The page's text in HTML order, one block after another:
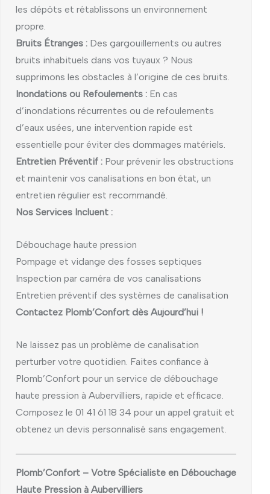
les dépôts et rétablissons un environnement
propre.
Bruits Étranges : Des gargouillements ou autres
bruits inhabituels dans vos tuyaux ? Nous
supprimons les obstacles à l’origine de ces bruits.
Inondations ou Refoulements : En cas
d’inondations récurrentes ou de refoulements
d’eaux usées, une intervention rapide est
essentielle pour éviter des dommages matériels.
Entretien Préventif : Pour prévenir les obstructions
et maintenir vos canalisations en bon état, un
entretien régulier est recommandé.
Nos Services Incluent :
Débouchage haute pression
Pompage et vidange des fosses septiques
Inspection par caméra de vos canalisations
Entretien préventif des systèmes de canalisation
Contactez Plomb’Confort dès Aujourd’hui !
Ne laissez pas un problème de canalisation
perturber votre quotidien. Faites confiance à
Plomb’Confort pour un service de débouchage
haute pression à Aubervilliers, rapide et efficace.
Composez le 01 41 61 18 34 pour un appel gratuit et
obtenez un devis personnalisé sans engagement.
Plomb’Confort – Votre Spécialiste en Débouchage
Haute Pression à Aubervilliers